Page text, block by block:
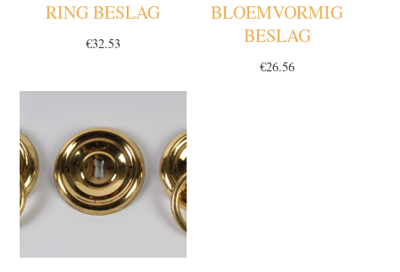
RING BESLAG
€32.53
BLOEMVORMIG
BESLAG
€26.56